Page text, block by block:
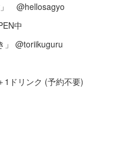
」 @hellosagyo
中
」 @toriikuguru
1ドリンク (予約不要)